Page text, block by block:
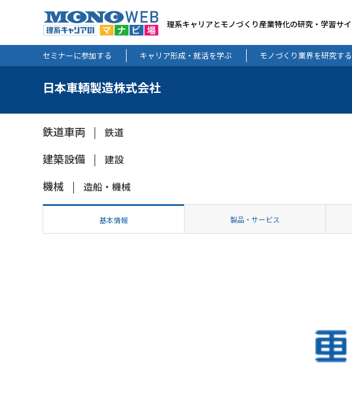
理系キャリアとモノづくり産業特化の研究・学習サ
セミナーに参加する キャリア形成・就活を学ぶ モノづくり業界を研究する
日本車輌製造株式会社
鉄道車両 鉄道
建築設備 建設
機械 造船・機械
基本情報 製品・サービス